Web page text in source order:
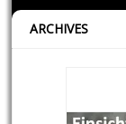
ARCHIVES